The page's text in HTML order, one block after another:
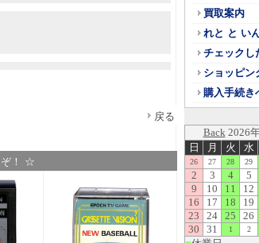
戻る
ぞ！ ☆
買取案内
れと と い
チェックし
ショッピン
購入手続き